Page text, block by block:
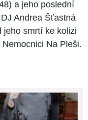
a jeho poslední
Andrea Šťastná
jeho smrtí ke kolizi
Na Pleši.